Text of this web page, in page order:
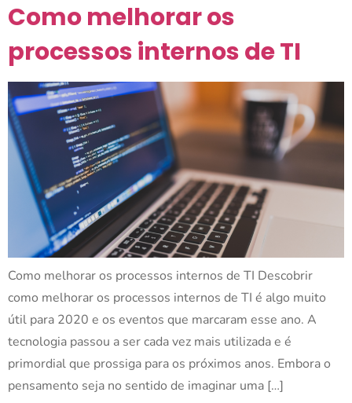
Como melhorar os
processos internos de TI
Como melhorar os processos internos de TI Descobrir
como melhorar os processos internos de TI é algo muito
útil para 2020 e os eventos que marcaram esse ano. A
tecnologia passou a ser cada vez mais utilizada e é
primordial que prossiga para os próximos anos. Embora o
pensamento seja no sentido de imaginar uma […]